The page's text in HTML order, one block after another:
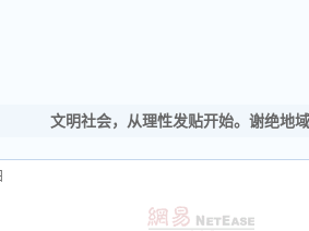
文明社会，从理性发贴开始。谢绝地